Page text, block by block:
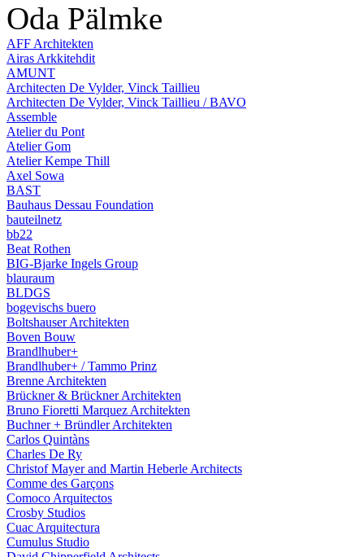
Oda Pälmke
AFF Architekten
Airas Arkkitehdit
AMUNT
Architecten De Vylder, Vinck Taillieu
Architecten De Vylder, Vinck Taillieu / BAVO
Assemble
Atelier du Pont
Atelier Gom
Atelier Kempe Thill
Axel Sowa
BAST
Bauhaus Dessau Foundation
bauteilnetz
bb22
Beat Rothen
BIG-Bjarke Ingels Group
blauraum
BLDGS
bogevischs buero
Boltshauser Architekten
Boven Bouw
Brandlhuber+
Brandlhuber+ / Tammo Prinz
Brenne Architekten
Brückner & Brückner Architekten
Bruno Fioretti Marquez Architekten
Buchner + Bründler Architekten
Carlos Quintàns
Charles De Ry
Christof Mayer and Martin Heberle Architects
Comme des Garçons
Comoco Arquitectos
Crosby Studios
Cuac Arquitectura
Cumulus Studio